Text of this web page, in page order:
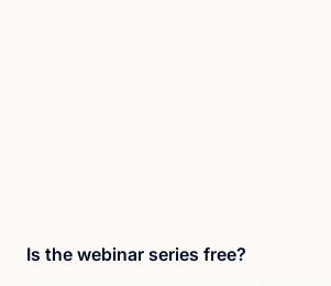
Is the webinar series free?